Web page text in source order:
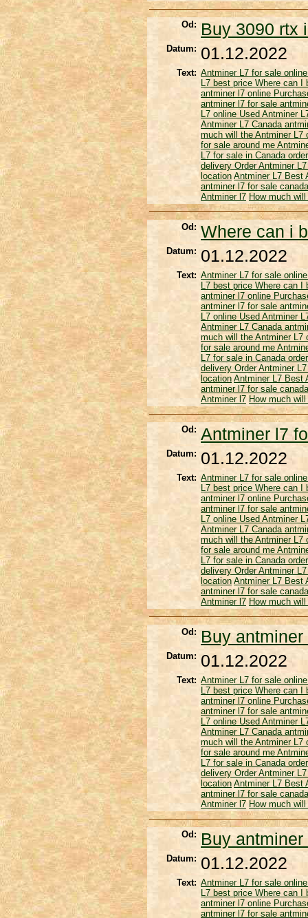
Od: Buy 3090 rtx
Datum: 01.12.2022
Text: Antminer L7 for sale
L7 best price Where can I
antminer l7 online
antminer l7 for sale
L7 online Used Antminer
Antminer L7 Canada
much will the Antminer L7
for sale around me
L7 for sale in Canada
delivery Order Antminer
location Antminer L7 Best
antminer l7 for sale
Antminer l7 How much
Od: Where can i
Datum: 01.12.2022
Text: Antminer L7 for sale
L7 best price Where can I
antminer l7 online
antminer l7 for sale
L7 online Used Antminer
Antminer L7 Canada
much will the Antminer L7
for sale around me
L7 for sale in Canada
delivery Order Antminer
location Antminer L7 Best
antminer l7 for sale
Antminer l7 How much
Od: Antminer l7
Datum: 01.12.2022
Text: Antminer L7 for sale
L7 best price Where can I
antminer l7 online
antminer l7 for sale
L7 online Used Antminer
Antminer L7 Canada
much will the Antminer L7
for sale around me
L7 for sale in Canada
delivery Order Antminer
location Antminer L7 Best
antminer l7 for sale
Antminer l7 How much
Od: Buy
Datum: 01.12.2022
Text: Antminer L7 for sale
L7 best price Where can I
antminer l7 online
antminer l7 for sale
L7 online Used Antminer
Antminer L7 Canada
much will the Antminer L7
for sale around me
L7 for sale in Canada
delivery Order Antminer
location Antminer L7 Best
antminer l7 for sale
Antminer l7 How much
Od: Buy
Datum: 01.12.2022
Text: Antminer L7 for sale
L7 best price Where can I
antminer l7 online
antminer l7 for sale